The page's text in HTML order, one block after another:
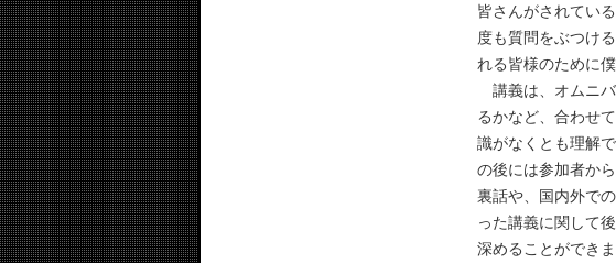
皆さんがされてい
度も質問をぶつけ
れる皆様のために
講義は、オムニ
るかなど、合わせ
識がなくとも理解
の後には参加者か
裏話や、国内外で
った講義に関して
深めることができ